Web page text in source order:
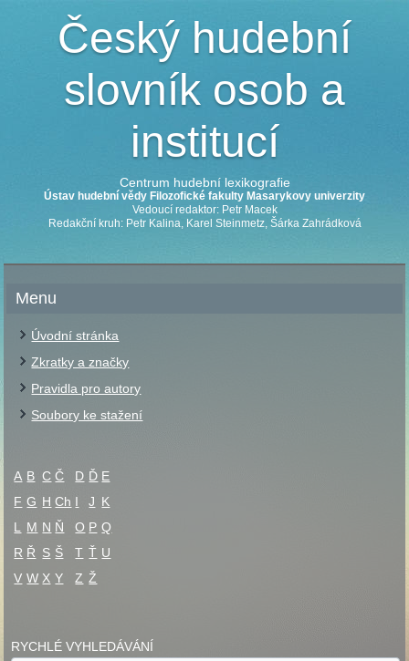
Český hudební
slovník osob a
institucí
Centrum hudební lexikografie
Ústav hudební vědy Filozofické fakulty Masarykovy univerzity
Vedoucí redaktor: Petr Macek
Redakční kruh: Petr Kalina, Karel Steinmetz, Šárka Zahrádková
Menu
Úvodní stránka
Zkratky a značky
Pravidla pro autory
Soubory ke stažení
A B C Č D Ď E
F G H Ch I J K
L
M N Ň O P Q
R Ř S Š T Ť U
V W X Y Z Ž
RYCHLÉ VYHLEDÁVÁNÍ